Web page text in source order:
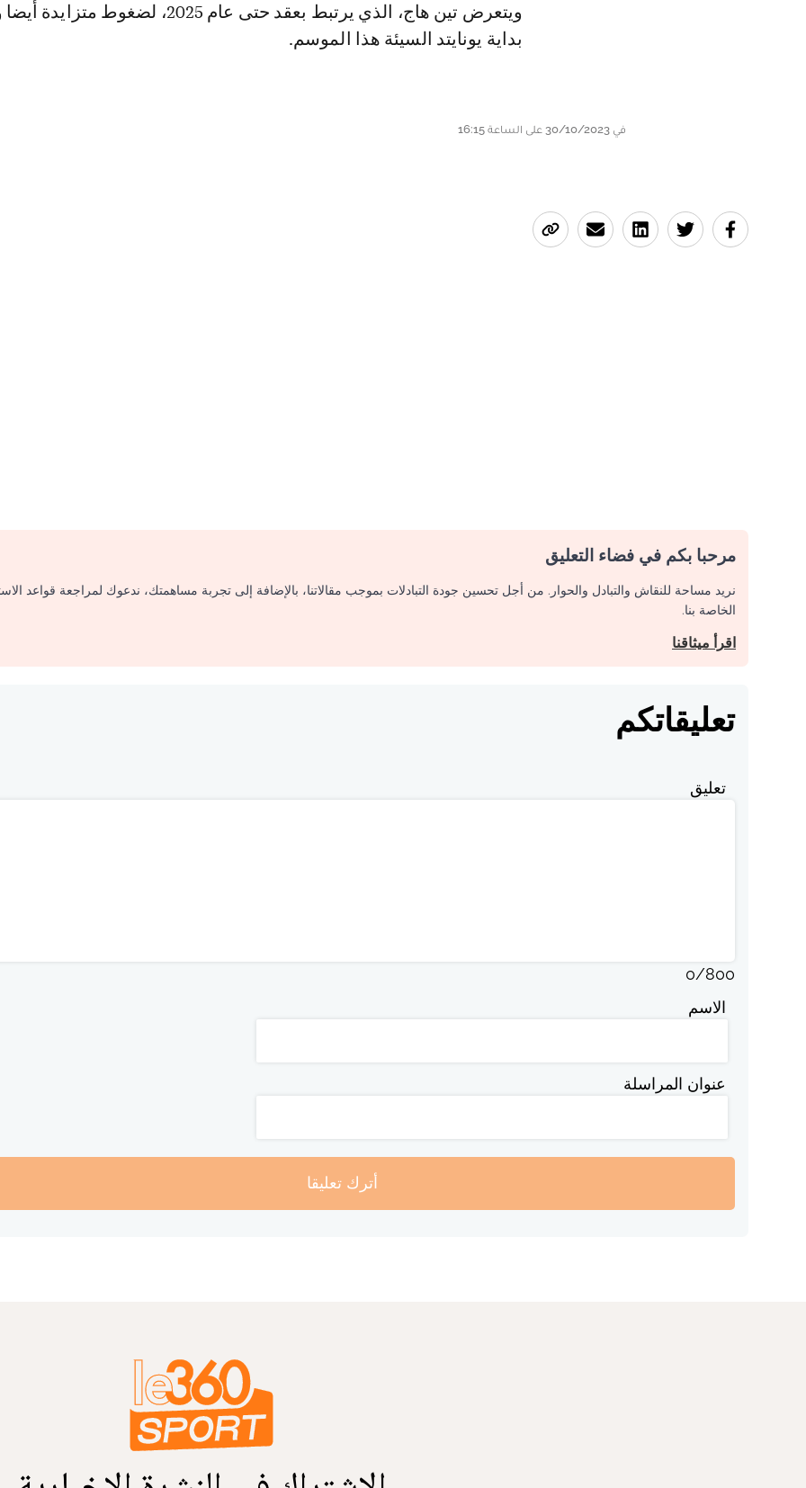
ويتعرض تين هاج، الذي يرتبط بعقد حتى عام 2025، لضغوط
بداية يونايتد السيئة هذا الموسم.
في 30/10/2023 على الساعة 16:15
مرحبا بكم في فضاء التعليق
نريد مساحة للنقاش والتبادل والحوار. من أجل تحسين جودة التبادلات بموجب مقالاتنا، بالإضافة إلى تجربة مساهمتك، ندعوك لمراجعة قواعد
الخاصة بنا.
اقرأ ميثاقنا
تعليقاتكم
تعليق
0/800
الاسم
عنوان المراسلة
أترك تعليقا